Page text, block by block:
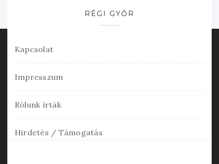
RÉGI GYŐR
Kapcsolat
Impresszum
Rólunk írták
Hirdetés / Támogatás